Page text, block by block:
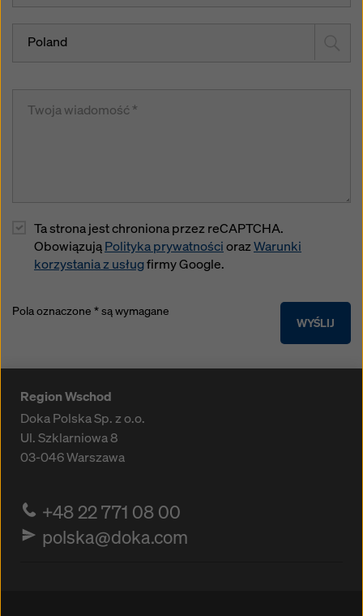
Poland
Ta strona jest chroniona przez reCAPTCHA.
ObowiązująPolityka prywatnościorazWarunki
korzystania z usługfirmy Google.
WYŚLIJ
Pola oznaczone * są wymagane
Region Wschod
Doka Polska Sp. z o.o.
Ul. Szklarniowa 8
03-046Warszawa
+48 22 771 08 00
polska@doka.com